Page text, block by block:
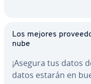
Los mejores
nube
¡Asegura tus datos
datos estarán en